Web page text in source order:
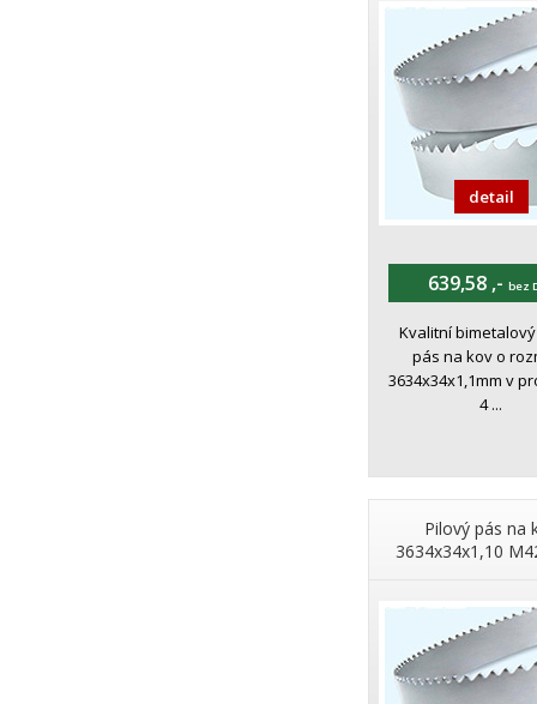
detail
639,58 ,- bez
Kvalitní
pás na kov o
3634x34x1,1mm v
4 ...
Pilový pás na
3634x34x1,10